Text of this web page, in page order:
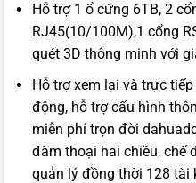
Hỗ trợ 1 ổ cứng 6TB, 2
RJ45(10/100M),1 cổng
quét 3D thông minh với
Hỗ trợ xem lại và trực
động, hỗ trợ cấu hình
miễn phí trọn đời
đàm thoại hai chiều,
quản lý đồng thời 128 tài